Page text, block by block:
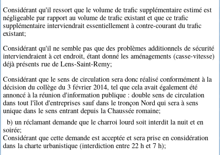
Considérant qu'il ressort que le volume de trafic supplémentaire estimé est
négligeable par rapport au volume de trafic existant et que ce trafic
supplémentaire interviendrait essentiellement à contre-courant du trafic
existant;
Considérant qu'il ne semble pas que des problèmes additionnels de sécurité
interviendraient à cet endroit, étant donné les aménagements (casse-vitesse)
déjà présents rue de Lens-Saint-Remy;
Considérant que le sens de circulation sera donc réalisé conformément à la
décision du collège du 3 février 2014, tel que cela avait également été
annoncé à la réunion d'information publique : double sens de circulation
dans tout l'îlot d'entreprises sauf dans le tronçon Nord qui sera à sens
unique dans le sens entrant depuis la Chaussée romaine;
b) un réclamant demande que le charroi lourd soit interdit la nuit et en
soirée;
Considérant que cette demande est acceptée et sera prise en considération
dans la charte urbanistique (interdiction entre 22 h et 7 h);